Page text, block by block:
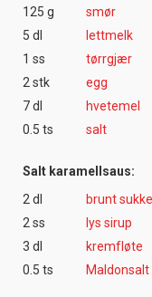
125 g
smør
5 dl
lettmelk
1 ss
tørrgjær
2 stk
egg
7 dl
hvetemel
0.5 ts
salt
Salt karamellsaus:
2 dl
brunt
2 ss
lys sirup
3 dl
kremfløte
0.5 ts
Maldonsalt